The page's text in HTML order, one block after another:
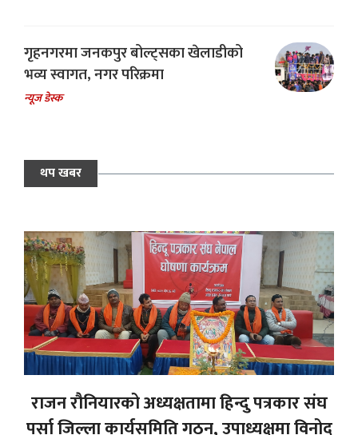
गृहनगरमा जनकपुर बोल्ट्सका खेलाडीको
भव्य स्वागत, नगर परिक्रमा
न्यूज डेस्क
थप खबर
राजन रौनियारको अध्यक्षतामा हिन्दु पत्रकार संघ
पर्सा जिल्ला कार्यसमिति गठन, उपाध्यक्षमा विनोद